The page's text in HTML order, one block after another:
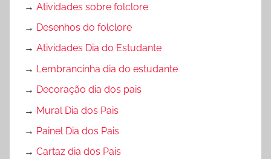
→ Atividades sobre folclore
→ Desenhos do folclore
→ Atividades Dia do Estudante
→ Lembrancinha dia do estudante
→ Decoração dia dos pais
→ Mural Dia dos Pais
→ Painel Dia dos Pais
→ Cartaz dia dos Pais